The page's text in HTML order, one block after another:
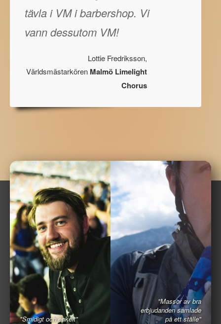
tävla i VM i barbershop. Vi
vann dessutom VM!
Lottie Fredriksson,
Världsmästarkören Malmö Limelight
Chorus
"Smidigt och enkelt"
"Massor av bra
erbjudanden samlade
på ett ställe"